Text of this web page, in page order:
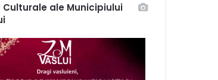
Culturale ale Municipiului